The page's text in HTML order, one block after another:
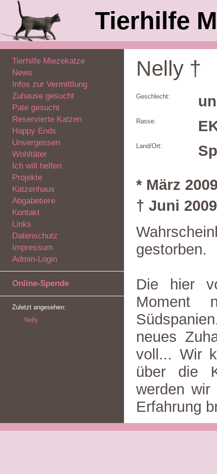
Tierhilfe
Tierhilfe Miezekatze
News
Infos zur Vermittlung
Zuhause gesucht
Pate gesucht
Reservierte Katzen
Happy Ends
Unvergessen
Wohltäter
Ich will helfen
Projekte
Katzenhaus
Abgabetiere
Kontakt
Links
Datenschutz
Impressum
Admin-Login
Online-Spende
Zuletzt angesehen:
Nelly
Nelly †
Geschlecht:
Rasse:
Land/Ort:
* März
† Juni 2009
gestorben.
Die hier
Moment
neues
voll... Wir
über die
werden wir
Erfahrung